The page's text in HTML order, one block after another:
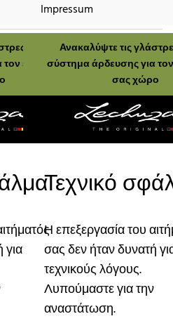
Impressum
μας με
εξωτερικό
Ανακαλύψτε τις
σύστημα άρδευσης για
σας χώρο
Τεχνικό
Η επεξεργασία του
σας δεν ήταν δυνατή
τεχνικούς λόγους.
Λυπούμαστε για την
αναστάτωση.